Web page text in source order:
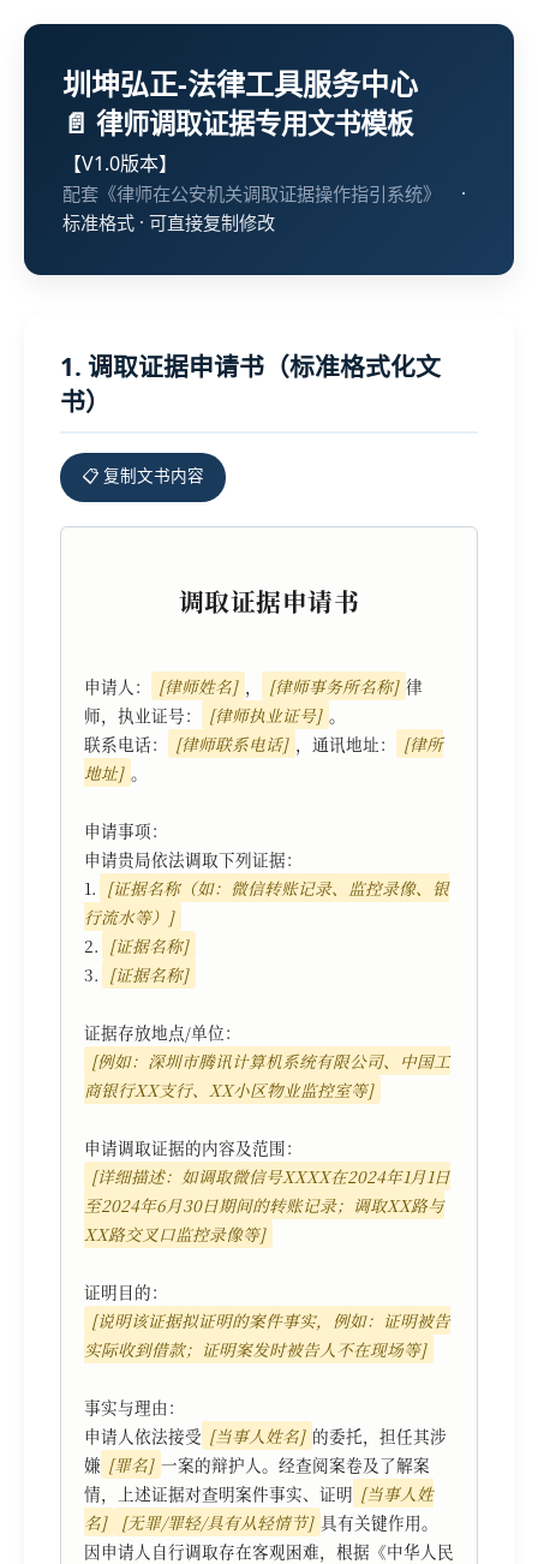
圳坤弘正-法律工具服务中心
📄 律师调取证据专用文书模板
【V1.0版本】
配套《律师在公安机关调取证据操作指引系统》
·
标准格式 · 可直接复制修改
1. 调取证据申请书（标准格式化文
书）
📋 复制文书内容
调取证据申请书
申请人： [律师姓名] [律师事务所名称] 律
师，执业证号：
[律师执业证号] 。
联系电话：
[律师联系电话] ，通讯地址：
[律所
地址] 。
申请事项：
申请贵局依法调取下列证据：
1. [证据名称（如：微信转账记录、监控录像、银
行流水等）]
2. [证据名称]
3. [证据名称]
[例如：深圳市腾讯计算机系统有限公司、中国工
商银行XX支行、XX小区物业监控室等]
[详细描述：如调取微信号XXXX在2024年1月1日
至2024年6月30日期间的转账记录；调取XX路与
XX路交叉口监控录像等]
[说明该证据拟证明的案件事实，例如：证明被告
实际收到借款；证明案发时被告人不在现场等]
事实与理由：
申请人依法接受 [当事人姓名] 的委托，担任其涉
嫌 [罪名] 一案的辩护人。经查阅案卷及了解案
情，上述证据对查明案件事实、证明 [当事人姓
名]
[无罪/罪轻/具有从轻情节] 具有关键作用。
因申请人自行调取存在客观困难，根据《中华人民